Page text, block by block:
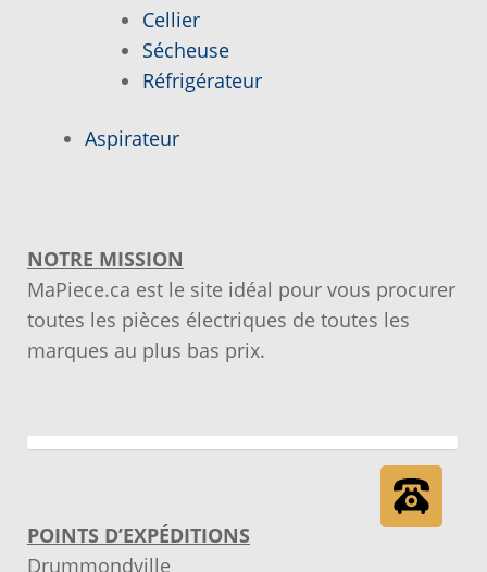
Nos promotions
Si vous ne trouvez pas la pièce que vous
cherchez, on l’ajoute pour vous !
Trucs et astuces
Vous ne trouvez pas la pièce sur notre site…
Cellier
Sécheuse
Réfrigérateur
Aspirateur
NOTRE MISSION
MaPiece.ca est le site idéal pour vous procurer
toutes les pièces électriques de toutes les
marques au plus bas prix.
POINTS D’EXPÉDITIONS
Drummondville